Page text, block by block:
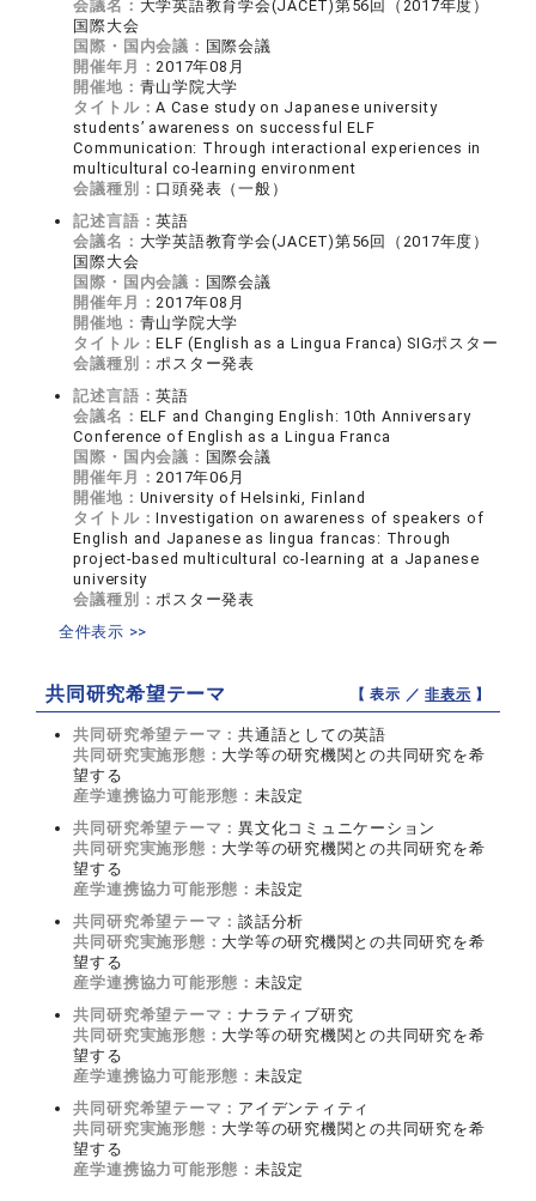
会議名： 大学英語教育学会(JACET)第56回（2017年度）
国際大会
国際・国内会議： 国際会議
開催年月：2017年08月
開催地： 青山学院大学
タイトル：A Case study on Japanese university
students’ awareness on successful ELF
Communication: Through interactional experiences in
multicultural co-learning environment
会議種別： 口頭発表（一般）
記述言語：英語
会議名： 大学英語教育学会(JACET)第56回（2017年度）
国際大会
国際・国内会議： 国際会議
開催年月：2017年08月
開催地： 青山学院大学
タイトル：ELF (English as a Lingua Franca) SIGポスター
会議種別：ポスター発表
記述言語：英語
会議名： ELF and Changing English: 10th Anniversary
Conference of English as a Lingua Franca
国際・国内会議： 国際会議
開催年月：2017年06月
開催地： University of Helsinki, Finland
タイトル：Investigation on awareness of speakers of
English and Japanese as lingua francas: Through
project-based multicultural co-learning at a Japanese
university
会議種別：ポスター発表
全件表示 >>
共同研究希望テーマ 【 表示 ／非表示 】
共同研究希望テーマ：共通語としての英語
共同研究実施形態： 大学等の研究機関との共同研究を希
望する
産学連携協力可能形態： 未設定
共同研究希望テーマ：異文化コミュニケーション
共同研究実施形態： 大学等の研究機関との共同研究を希
望する
産学連携協力可能形態： 未設定
共同研究希望テーマ：談話分析
共同研究実施形態： 大学等の研究機関との共同研究を希
望する
産学連携協力可能形態： 未設定
共同研究希望テーマ：ナラティブ研究
共同研究実施形態： 大学等の研究機関との共同研究を希
望する
産学連携協力可能形態： 未設定
共同研究希望テーマ： アイデンティティ
共同研究実施形態： 大学等の研究機関との共同研究を希
望する
産学連携協力可能形態： 未設定